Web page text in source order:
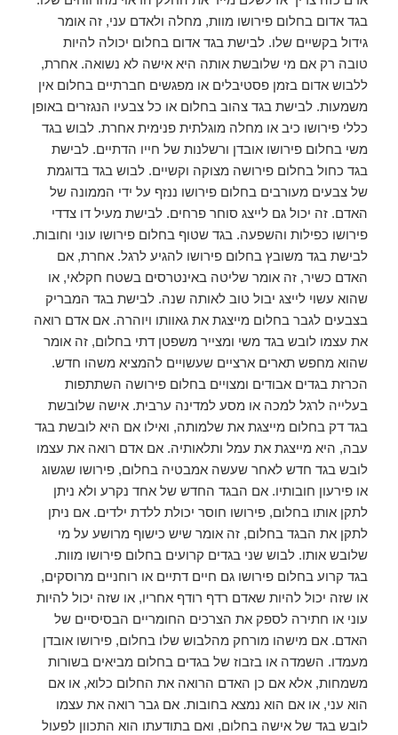
בגד אדום בחלום פירושו מוות, מחלה ולאדם עני, זה אומר
גידול בקשיים שלו. לבישת בגד אדום בחלום יכולה להיות
טובה רק אם מי שלובשת אותה היא אישה לא נשואה. אחרת,
ללבוש אדום בזמן פסטיבלים או מפגשים חברתיים בחלום אין
משמעות. לבישת בגד צהוב בחלום או כל צבעיו הנגזרים באופן
כללי פירושו כיב או מחלה מוגלתית פנימית אחרת. לבוש בגד
משי בחלום פירושו אובדן ורשלנות של חייו הדתיים. לבישת
בגד כחול בחלום פירושה מצוקה וקשיים. לבוש בגד בדוגמת
של צבעים מעורבים בחלום פירושו ננזף על ידי הממונה של
האדם. זה יכול גם לייצג סוחר פרחים. לבישת מעיל דו צדדי
פירושו כפילות והשפעה. בגד שטוף בחלום פירושו עוני וחובות.
לבישת בגד משובץ בחלום פירושו להגיע לרגל. אחרת, אם
האדם כשיר, זה אומר שליטה באינטרסים בשטח חקלאי, או
שהוא עשוי לייצג יבול טוב לאותה שנה. לבישת בגד המבריק
בצבעים לגבר בחלום מייצגת את גאוותו ויוהרה. אם אדם רואה
את עצמו לובש בגד משי ומצייר משפטן דתי בחלום, זה אומר
שהוא מחפש תארים ארציים שעשויים להמציא משהו חדש.
הכרזת בגדים אבודים ומצויים בחלום פירושה השתתפות
בעלייה לרגל למכה או מסע למדינה ערבית. אישה שלובשת
בגד דק בחלום מייצגת את שלמותה, ואילו אם היא לובשת בגד
עבה, היא מייצגת את עמל ותלאותיה. אם אדם רואה את עצמו
לובש בגד חדש לאחר שעשה אמבטיה בחלום, פירושו שגשוג
או פירעון חובותיו. אם הבגד החדש של אחד נקרע ולא ניתן
לתקן אותו בחלום, פירושו חוסר יכולת ללדת ילדים. אם ניתן
לתקן את הבגד בחלום, זה אומר שיש כישוף מרושע על מי
שלובש אותו. לבוש שני בגדים קרועים בחלום פירושו מוות.
בגד קרוע בחלום פירושו גם חיים דתיים או רוחניים מרוסקים,
או שזה יכול להיות שאדם רדף רודף אחריו, או שזה יכול להיות
עוני או חתירה לספק את הצרכים החומריים הבסיסיים של
האדם. אם מישהו מורחק מהלבוש שלו בחלום, פירושו אובדן
מעמדו. השמדה או בזבוז של בגדים בחלום מביאים בשורות
משמחות, אלא אם כן האדם הרואה את החלום כלוא, או אם
הוא עני, או אם הוא נמצא בחובות. אם גבר רואה את עצמו
לובש בגד של אישה בחלום, ואם בתודעתו הוא התכוון לפעול